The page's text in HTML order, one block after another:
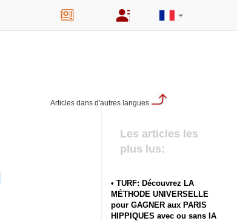
Articles dans d'autres langues
Les articles les
plus lus:
• TURF: Découvrez LA
MÉTHODE UNIVERSELLE
pour GAGNER aux PARIS
HIPPIQUES avec ou sans IA